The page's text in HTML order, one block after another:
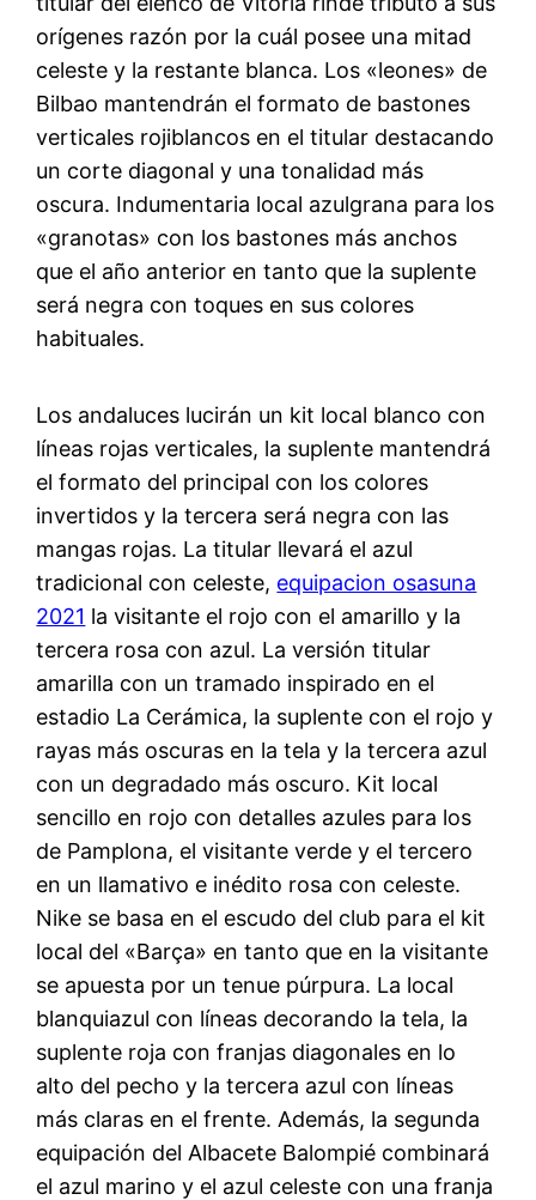
orígenes razón por la cuál posee una mitad
celeste y la restante blanca. Los «leones» de
Bilbao mantendrán el formato de bastones
verticales rojiblancos en el titular destacando
un corte diagonal y una tonalidad más
oscura. Indumentaria local azulgrana para los
«granotas» con los bastones más anchos
que el año anterior en tanto que la suplente
será negra con toques en sus colores
habituales.
Los andaluces lucirán un kit local blanco con
líneas rojas verticales, la suplente mantendrá
el formato del principal con los colores
invertidos y la tercera será negra con las
mangas rojas. La titular llevará el azul
tradicional con celeste, equipacion osasuna
2021 la visitante el rojo con el amarillo y la
tercera rosa con azul. La versión titular
amarilla con un tramado inspirado en el
estadio La Cerámica, la suplente con el rojo y
rayas más oscuras en la tela y la tercera azul
con un degradado más oscuro. Kit local
sencillo en rojo con detalles azules para los
de Pamplona, el visitante verde y el tercero
en un llamativo e inédito rosa con celeste.
Nike se basa en el escudo del club para el kit
local del «Barça» en tanto que en la visitante
se apuesta por un tenue púrpura. La local
blanquiazul con líneas decorando la tela, la
suplente roja con franjas diagonales en lo
alto del pecho y la tercera azul con líneas
más claras en el frente. Además, la segunda
equipación del Albacete Balompié combinará
el azul marino y el azul celeste con una franja